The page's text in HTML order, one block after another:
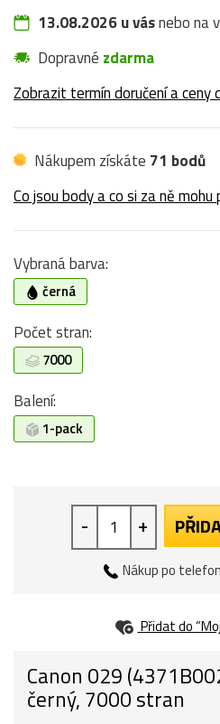
13.08.2026 u vásnebo na
Dopravné zdarma
Zobrazit termín doručení a ceny
Nákupem získáte 71 bodů
Co jsou body a co si za ně mohu
Vybraná barva:
černá
Počet stran:
7000
Balení:
1-pack
- +
Nákup po
Přidat do
Canon 029
černý, 7000 stran